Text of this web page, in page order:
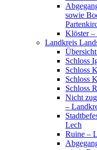
sowie
Klöster –
Landkreis
Schloss
Schloss
Schloss
Schloss
Nicht
–
Lech
Ruine –